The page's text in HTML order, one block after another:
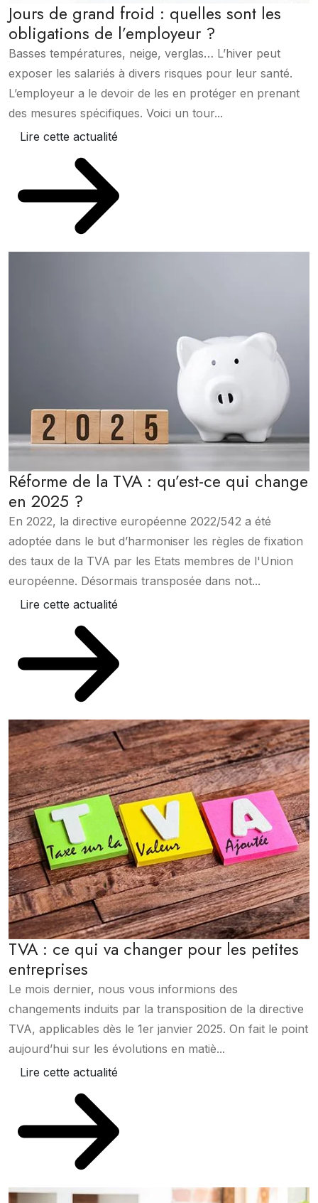
Jours de grand froid : quelles sont les
obligations de l’employeur ?
Basses températures, neige, verglas… L’hiver peut
exposer les salariés à divers risques pour leur santé.
L’employeur a le devoir de les en protéger en prenant
des mesures spécifiques. Voici un tour...
Lire cette actualité
Réforme de la TVA : qu’est-ce qui change
en 2025 ?
En 2022, la directive européenne 2022/542 a été
adoptée dans le but d’harmoniser les règles de fixation
des taux de la TVA par les Etats membres de l'Union
européenne. Désormais transposée dans not...
Lire cette actualité
TVA : ce qui va changer pour les petites
entreprises
Le mois dernier, nous vous informions des
changements induits par la transposition de la directive
TVA, applicables dès le 1er janvier 2025. On fait le point
aujourd’hui sur les évolutions en matiè...
Lire cette actualité